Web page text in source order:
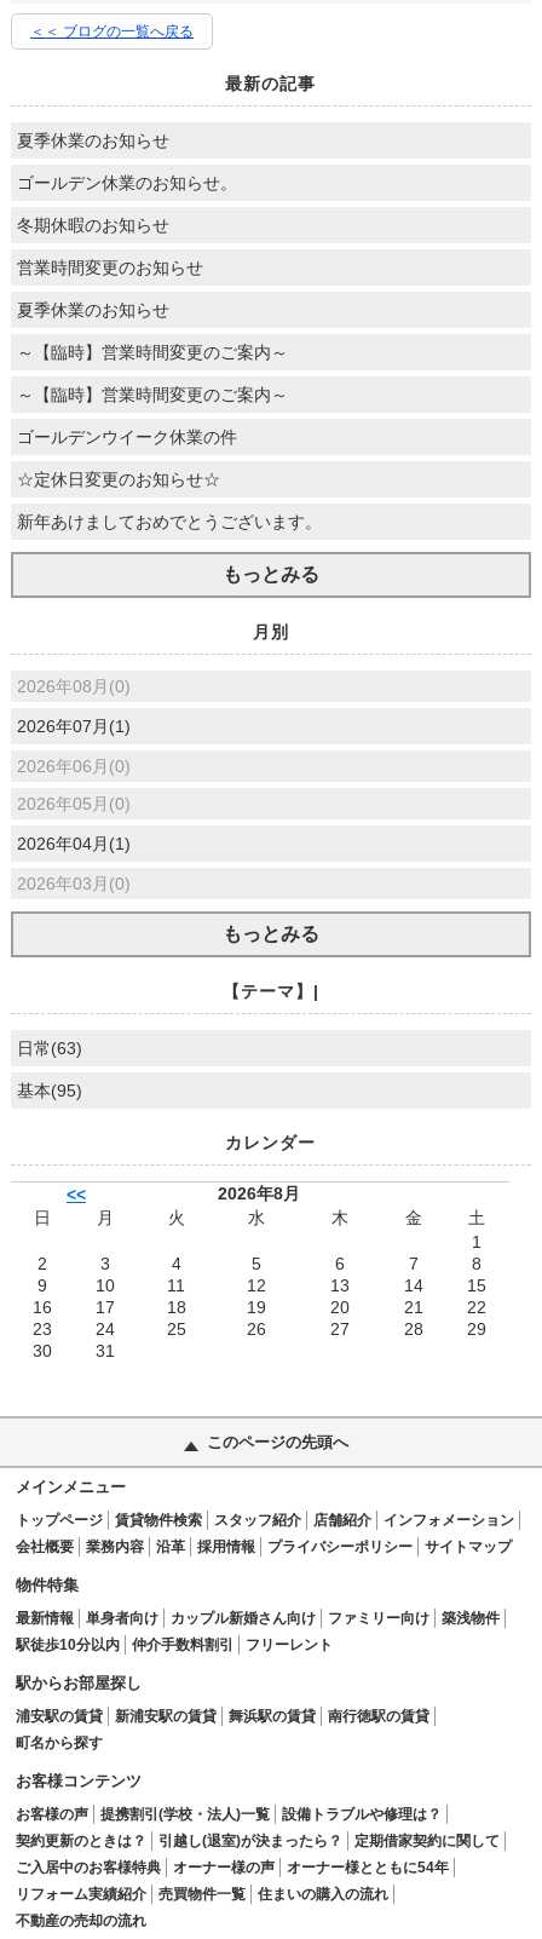
＜＜ ブログの一覧へ戻る
最新の記事
夏季休業のお知らせ
ゴールデン休業のお知らせ。
冬期休暇のお知らせ
営業時間変更のお知らせ
夏季休業のお知らせ
～【臨時】営業時間変更のご案内～
～【臨時】営業時間変更のご案内～
ゴールデンウイーク休業の件
☆定休日変更のお知らせ☆
新年あけましておめでとうございます。
もっとみる
月別
2026年08月(0)
2026年07月(1)
2026年06月(0)
2026年05月(0)
2026年04月(1)
2026年03月(0)
もっとみる
【テーマ】|
日常(63)
基本(95)
カレンダー
<<
2026年8月
日
月 火 水 木 金
土
1
2
3 4 5 6 7
8
9
10 11 12 13 14
15
16
17 18 19 20 21
22
23
24 25 26 27 28
29
30
31
このページの先頭へ
メインメニュー
トップページ 賃貸物件検索 スタッフ紹介 店舗紹介
インフォメーション
会社概要
業務内容 沿革 採用情報 プライバシーポリシー サイトマップ
物件特集
最新情報 単身者向け カップル新婚さん向け ファミリー向け
築浅物件
駅徒歩10分以内
仲介手数料割引 フリーレント
駅からお部屋探し
浦安駅の賃貸 新浦安駅の賃貸 舞浜駅の賃貸
南行徳駅の賃貸
町名から探す
お客様コンテンツ
お客様の声 提携割引(学校・法人)一覧
設備トラブルや修理は？
契約更新のときは？
引越し(退室)が決まったら？
定期借家契約に関して
ご入居中のお客様特典
オーナー様の声
オーナー様とともに54年
リフォーム実績紹介
売買物件一覧
住まいの購入の流れ
不動産の売却の流れ